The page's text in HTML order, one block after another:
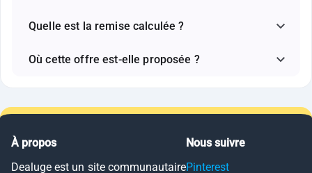
Quelle est la remise calculée ?
Où cette offre est-elle proposée ?
À propos
Dealuge est un site communautaire
Nous suivre
Pinterest